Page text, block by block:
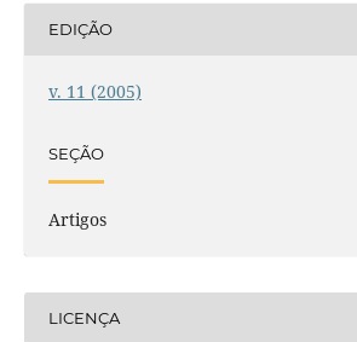
EDIÇÃO
v. 11 (2005)
SEÇÃO
Artigos
LICENÇA